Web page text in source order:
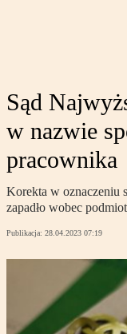
Sąd
w nazwie
pracownika
Korekta w oznaczeniu
zapadło wobec
Publikacja: 28.04.2023 07:19